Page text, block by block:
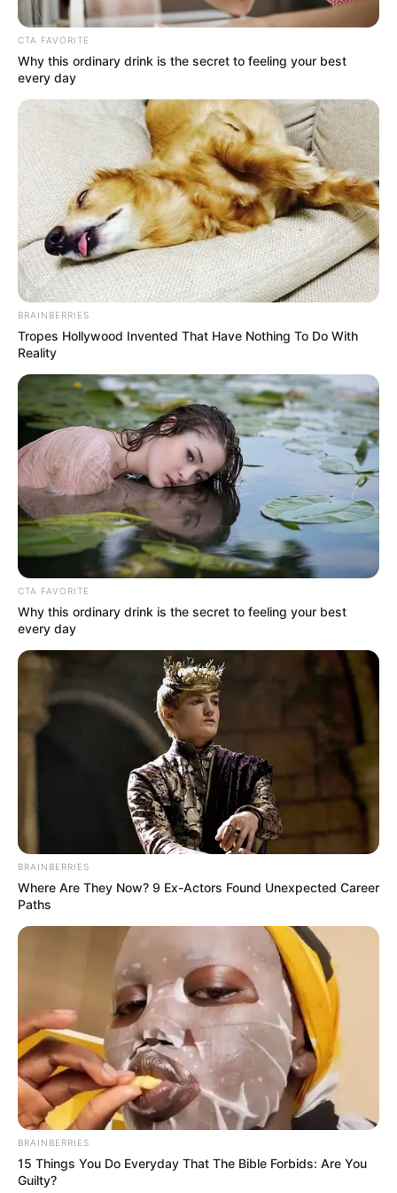
Atrapan
estafadOra de
hom…ver más
26 May, 2026
Atrapan
estafadOra de
hom…ver más
CTA FAVORITE
Why this ordinary drink is the secret to feeling your best
every day
BRAINBERRIES
Tropes Hollywood Invented That Have Nothing To Do With
Reality
CTA FAVORITE
Why this ordinary drink is the secret to feeling your best
every day
BRAINBERRIES
Where Are They Now? 9 Ex-Actors Found Unexpected Career
Paths
BRAINBERRIES
15 Things You Do Everyday That The Bible Forbids: Are You
Guilty?